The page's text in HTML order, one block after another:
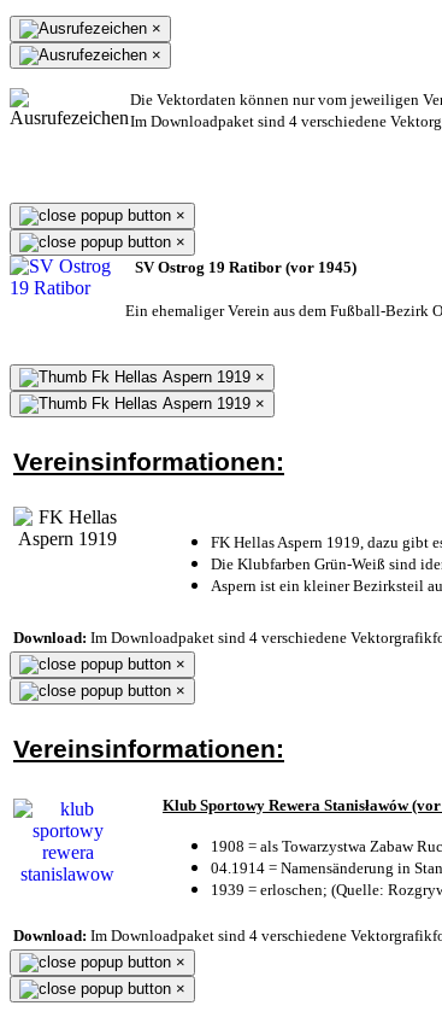
×
×
Die Vektordaten können nur vom jeweiligen
Im Downloadpaket sind 4 verschiedene
×
×
SV Ostrog 19 Ratibor (vor 1945)
Ein ehemaliger Verein aus dem Fußball-Bezirk
×
×
Vereinsinformationen:
FK Hellas Aspern 1919, dazu gibt
Die Klubfarben Grün-Weiß sind
Aspern ist ein kleiner Bezirksteil
Download: Im Downloadpaket sind 4 verschiedene
×
×
Vereinsinformationen:
Klub Sportowy Rewera Stanisławów
1908 = als Towarzystwa Zabaw
04.1914 = Namensänderung in
1939 = erloschen; (Quelle:
Download: Im Downloadpaket sind 4 verschiedene
×
×